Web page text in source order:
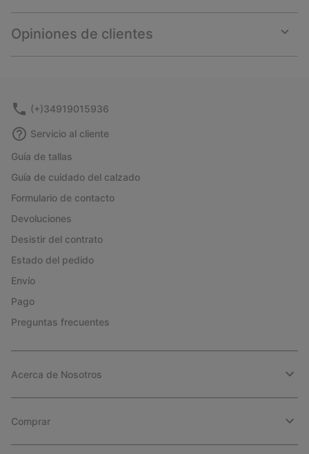
or
Opiniones de clientes
or
(+)34919015936
Servicio al cliente
Guía de tallas
Guía de cuidado del calzado
Formulario de contacto
Devoluciones
Desistir del contrato
Estado del pedido
Envío
Pago
Preguntas frecuentes
Acerca de Nosotros
Comprar